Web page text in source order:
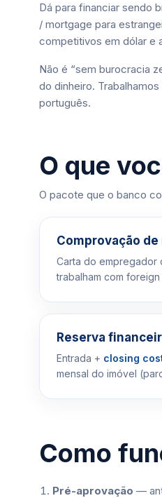
Dá para financiar sendo
/ mortgage para
competitivos em dólar e
Não é “sem burocracia
do dinheiro.
português.
O que
O pacote que o banco
Comprovação de
Carta do empregador
trabalham com
Reserva
Entrada + closing
mensal do imóvel
Como
Pré-aprovação —